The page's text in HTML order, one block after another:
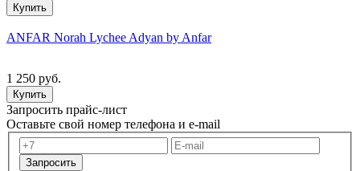
Купить
ANFAR Norah Lychee Adyan by Anfar
1 250 руб.
Купить
Запросить прайс-лист
Оставьте свой номер телефона и e-mail
Запросить